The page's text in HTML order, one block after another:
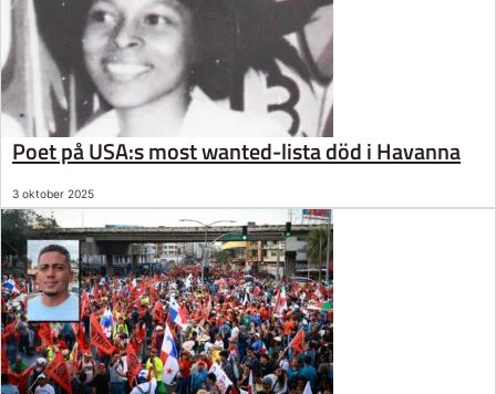
Poet på USA:s most wanted-lista död i Havanna
3 oktober 2025